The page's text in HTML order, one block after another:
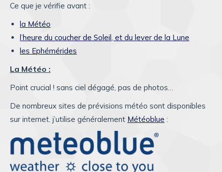
Ce que je vérifie avant :
la Météo
l’heure du coucher de Soleil, et du lever de la Lune
les Ephémérides
La Météo :
Point crucial ! sans ciel dégagé, pas de photos…
De nombreux sites de prévisions météo sont disponibles
sur internet. j’utilise généralement Météoblue :